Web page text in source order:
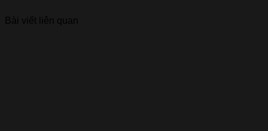
Bài viết liên quan